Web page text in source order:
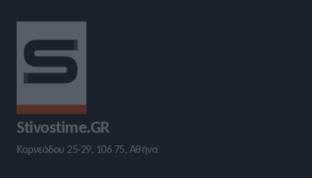
Stivostime.GR
Καρνεάδου 25-29, 106 75, Αθήνα